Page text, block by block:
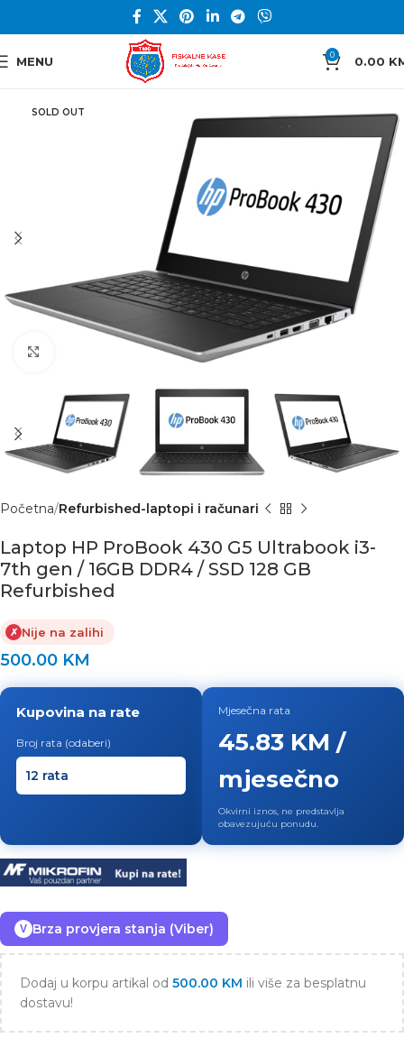
MENU 0 0.00
SOLD OUT
Click to enlarge
Početna Refurbished-laptopi i računari
Laptop HP ProBook 430 G5 Ultrabook i3-
7th gen / 16GB DDR4 / SSD 128 GB
Refurbished
✗ Nije na zalihi
500.00 KM
Kupovina na rate
Broj rata (odaberi)
Mjesečna rata
45.83 KM /
mjesečno
Okvirni iznos, ne predstavlja
obavezujuću ponudu.
V Brza provjera stanja (Viber)
Dodaj u korpu artikal od 500.00 KM ili više za besplatnu
dostavu!